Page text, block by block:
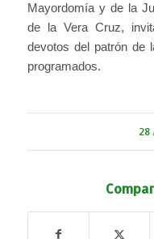
Mayordomía y de la
de la Vera Cruz,
devotos del patrón de
programados.
28